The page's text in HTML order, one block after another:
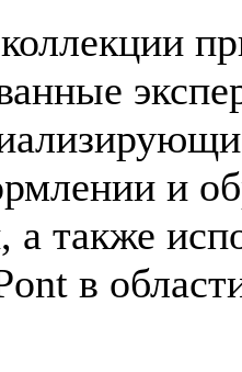
и
а также
в